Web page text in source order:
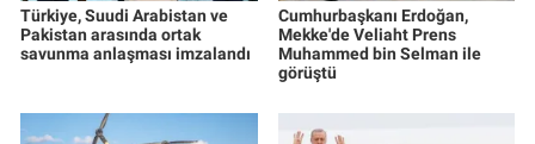
Türkiye, Suudi Arabistan ve
Pakistan arasında ortak
savunma anlaşması imzalandı
Cumhurbaşkanı Erdoğan,
Mekke'de Veliaht Prens
Muhammed bin Selman ile
görüştü